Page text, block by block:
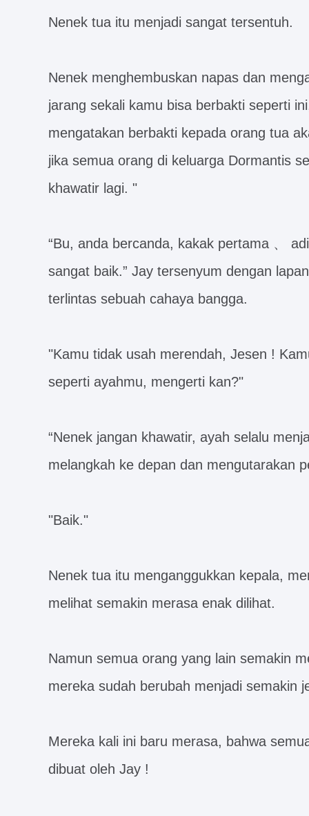
Nenek tua itu menjadi sangat tersentuh.
Nenek menghembuskan napas dan
jarang sekali kamu bisa berbakti seperti
mengatakan berbakti kepada orang tua
jika semua orang di keluarga Dormantis
khawatir lagi. "
“Bu, anda bercanda, kakak pertama 、
sangat baik.” Jay tersenyum dengan
terlintas sebuah cahaya bangga.
"Kamu tidak usah merendah, Jesen !
seperti ayahmu, mengerti kan?"
“Nenek jangan khawatir, ayah selalu
melangkah ke depan dan mengutarakan
"Baik."
Nenek tua itu menganggukkan kepala,
melihat semakin merasa enak dilihat.
Namun semua orang yang lain semakin
mereka sudah berubah menjadi semakin
Mereka kali ini baru merasa, bahwa
dibuat oleh Jay !